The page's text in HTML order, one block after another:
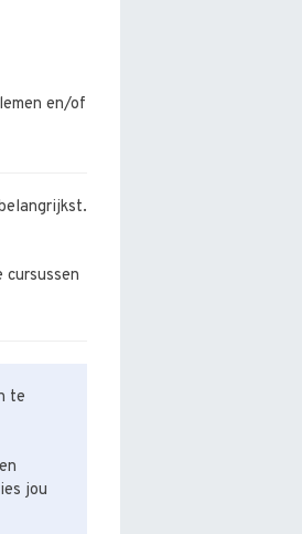
en/of
te
jou